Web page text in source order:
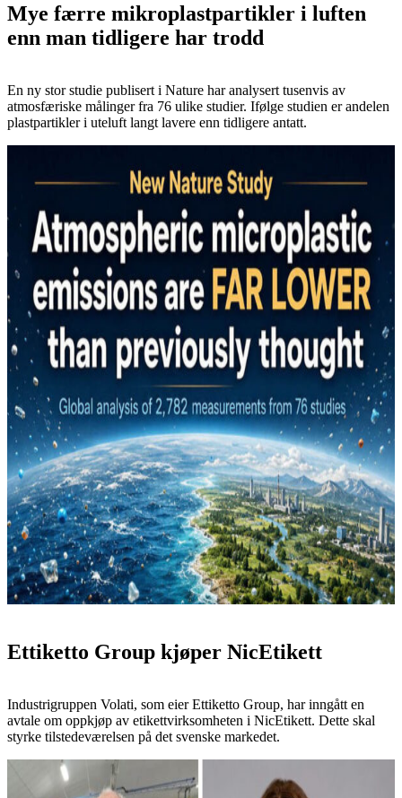
Mye færre mikroplastpartikler i luften
enn man tidligere har trodd
En ny stor studie publisert i Nature har analysert tusenvis av
atmosfæriske målinger fra 76 ulike studier. Ifølge studien er andelen
plastpartikler i uteluft langt lavere enn tidligere antatt.
Ettiketto Group kjøper NicEtikett
Industrigruppen Volati, som eier Ettiketto Group, har inngått en
avtale om oppkjøp av etikettvirksomheten i NicEtikett. Dette skal
styrke tilstedeværelsen på det svenske markedet.